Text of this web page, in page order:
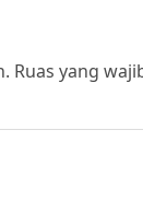
Ruas yang